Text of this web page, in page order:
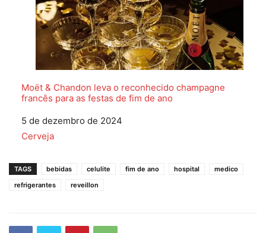
Moët & Chandon leva o reconhecido champagne
francês para as festas de fim de ano
Data
5 de dezembro de 2024
Em relação a
Cerveja
TAGS bebidas celulite fim de ano hospital
medico
refrigerantes
reveillon